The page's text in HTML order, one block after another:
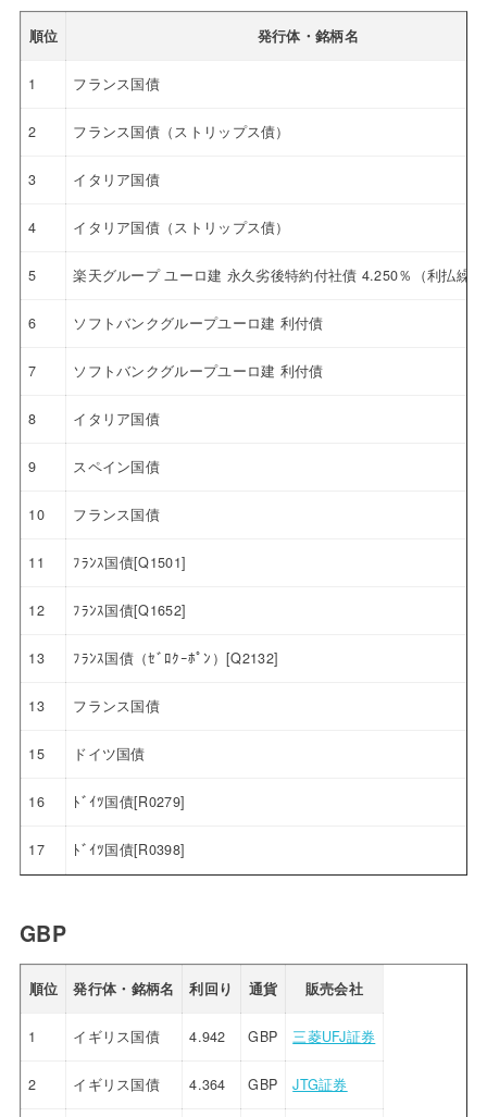
順位 発行体・銘柄名
1 フランス国債
2 フランス国債（ストリップス債）
3 イタリア国債
4 イタリア国債（ストリップス債）
5 楽天グループ ユーロ建 永久劣後特約付社債 4.250％（利払繰
6 ソフトバンクグループユーロ建 利付債
7 ソフトバンクグループユーロ建 利付債
8 イタリア国債
9 スペイン国債
10 フランス国債
11 ﾌﾗﾝｽ国債[Q1501]
12 ﾌﾗﾝｽ国債[Q1652]
13 ﾌﾗﾝｽ国債（ｾﾞﾛｸｰﾎﾟﾝ）[Q2132]
13 フランス国債
15 ドイツ国債
16 ﾄﾞｲﾂ国債[R0279]
17 ﾄﾞｲﾂ国債[R0398]
GBP
順位 発行体・銘柄名 利回り 通貨 販売会社
1 イギリス国債 4.942 GBP 三菱UFJ証券
2 イギリス国債 4.364 GBP JTG証券